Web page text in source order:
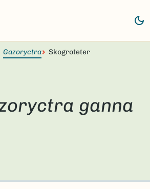
Gazoryctra Skogroteter
ganna